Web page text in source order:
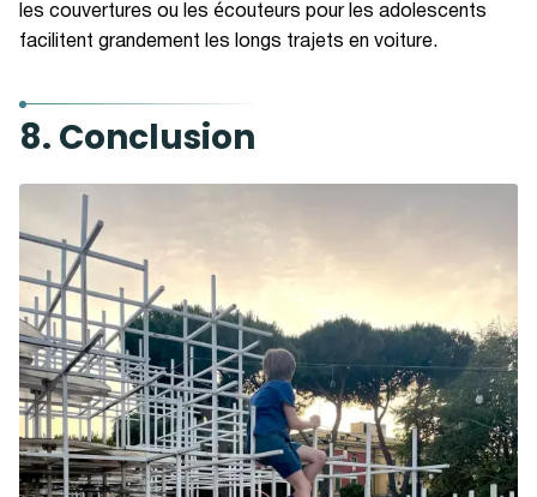
les couvertures ou les écouteurs pour les adolescents
facilitent grandement les longs trajets en voiture.
8. Conclusion